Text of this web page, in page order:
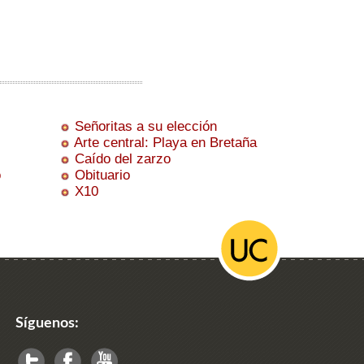
Señoritas a su elección
Arte central: Playa en Bretaña
Caído del zarzo
Obituario
X10
Síguenos: